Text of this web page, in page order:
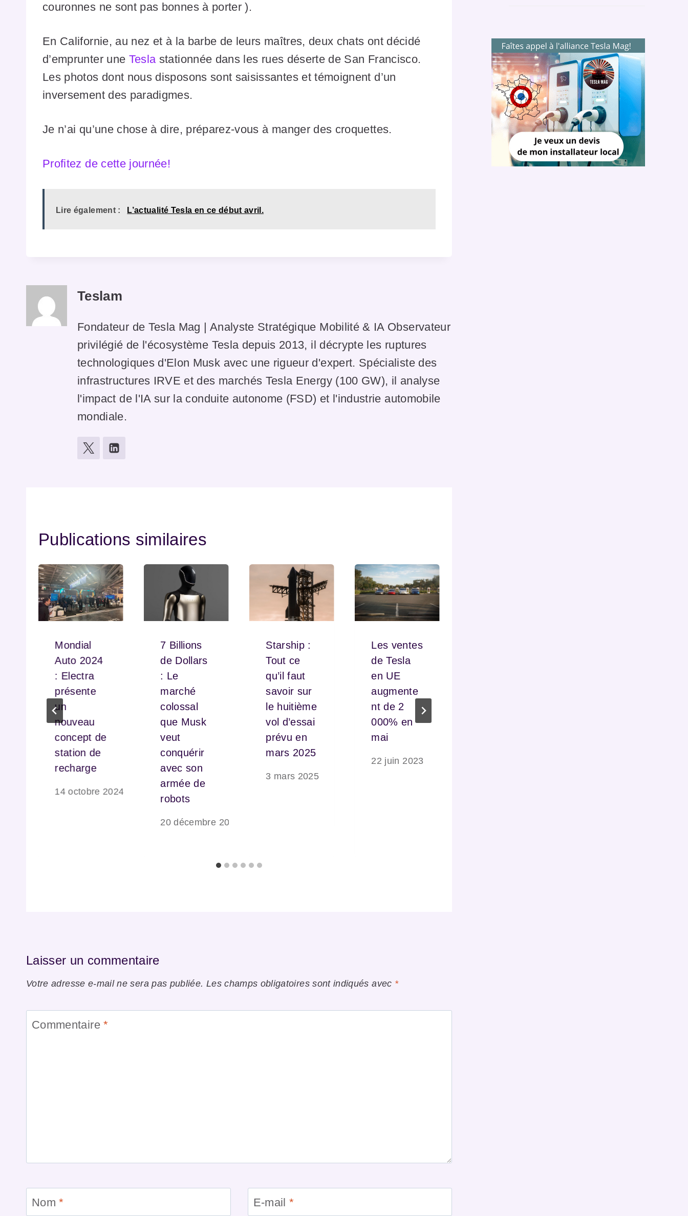
couronnes ne sont pas bonnes à porter ).
En Californie, au nez et à la barbe de leurs maîtres, deux chats ont décidé
d’emprunter une Teslastationnée dans les rues déserte de San Francisco.
Les photos dont nous disposons sont saisissantes et témoignent d’un
inversement des paradigmes.
Je n’ai qu’une chose à dire, préparez-vous à manger des croquettes.
Profitez de cette journée!
Lire également : L’actualité Tesla en ce début avril.
Teslam
Fondateur de Tesla Mag | Analyste Stratégique Mobilité & IA Observateur
privilégié de l'écosystème Tesla depuis 2013, il décrypte les ruptures
technologiques d'Elon Musk avec une rigueur d'expert. Spécialiste des
infrastructures IRVE et des marchés Tesla Energy (100 GW), il analyse
l'impact de l'IA sur la conduite autonome (FSD) et l'industrie automobile
mondiale.
Publications similaires
Mondial
Auto 2024
: Electra
présente
un
nouveau
concept de
station de
recharge
14 octobre 2024
7 Billions
de Dollars
: Le
marché
colossal
que Musk
veut
conquérir
avec son
armée de
robots
20 décembre 2025
Starship :
Tout ce
qu’il faut
savoir sur
le huitième
vol d’essai
prévu en
mars 2025
3 mars 2025
Les ventes
de Tesla
en UE
augmente
nt de 2
000% en
mai
22 juin 2023
Laisser un commentaire
Votre adresse e-mail ne sera pas publiée. Les champs obligatoires sont indiqués avec *
Commentaire*
Nom* E-mail*